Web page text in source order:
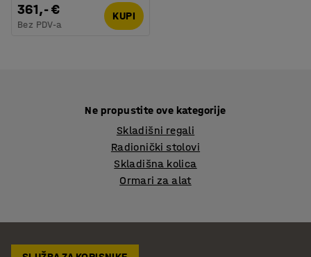
361,- €
Bez PDV-a
KUPI
Ne propustite ove kategorije
Skladišni regali
Radionički stolovi
Skladišna kolica
Ormari za alat